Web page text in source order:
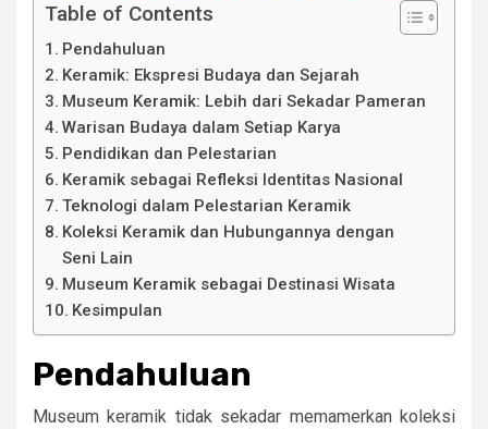
Table of Contents
Pendahuluan
Keramik: Ekspresi Budaya dan Sejarah
Museum Keramik: Lebih dari Sekadar Pameran
Warisan Budaya dalam Setiap Karya
Pendidikan dan Pelestarian
Keramik sebagai Refleksi Identitas Nasional
Teknologi dalam Pelestarian Keramik
Koleksi Keramik dan Hubungannya dengan
Seni Lain
Museum Keramik sebagai Destinasi Wisata
Kesimpulan
Pendahuluan
Museum keramik tidak sekadar memamerkan koleksi